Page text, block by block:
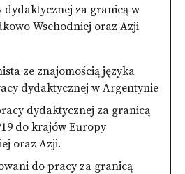
dydaktycznej za granicą w
Wschodniej oraz Azji
ze znajomością języka
dydaktycznej w Argentynie
dydaktycznej za granicą
do krajów Europy
oraz Azji.
do pracy za granicą